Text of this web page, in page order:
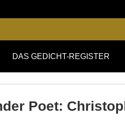
DAS GEDICHT-REGISTER
Poet: